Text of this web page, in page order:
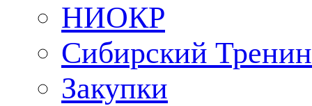
НИОКР
Сибирский
Закупки